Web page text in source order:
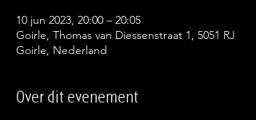
10 jun 2023, 20:00 – 20:05
Goirle, Thomas van Diessenstraat 1, 5051 RJ
Goirle, Nederland
Over dit evenement